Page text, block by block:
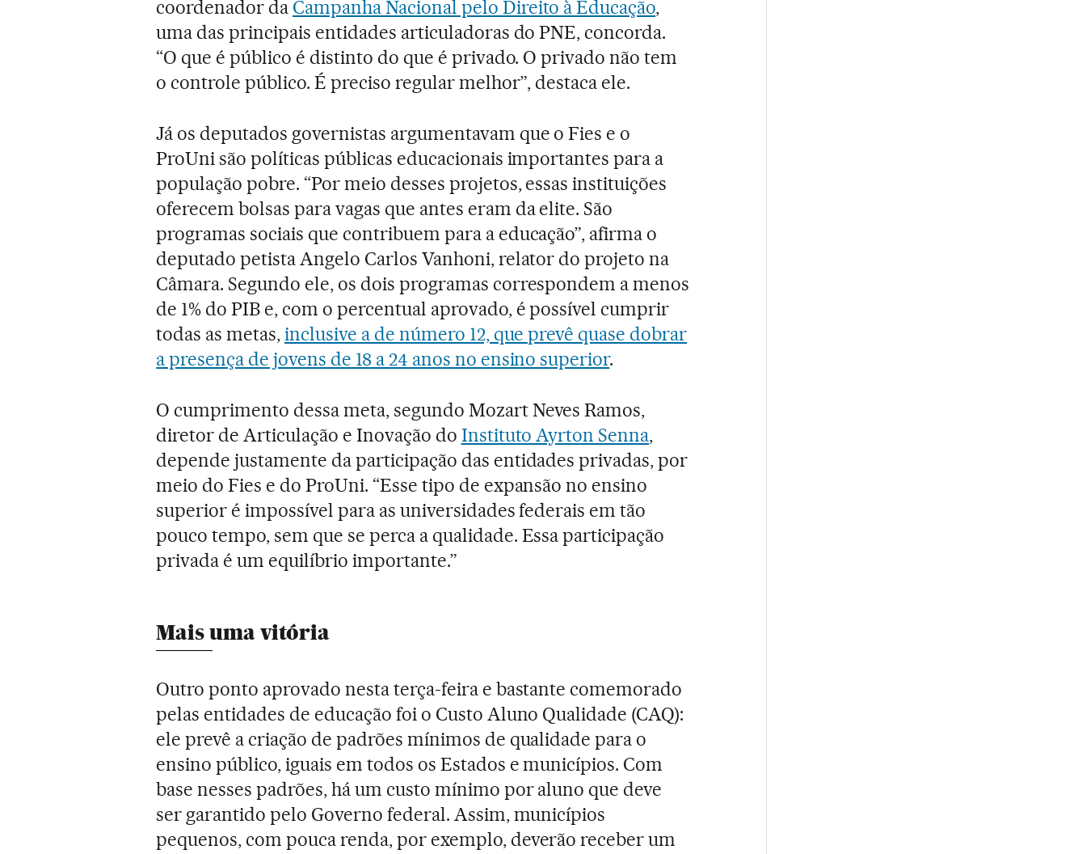
coordenador da Campanha Nacional pelo Direito à Educação,
uma das principais entidades articuladoras do PNE, concorda.
“O que é público é distinto do que é privado. O privado não tem
o controle público. É preciso regular melhor”, destaca ele.
Já os deputados governistas argumentavam que o Fies e o
ProUni são políticas públicas educacionais importantes para a
população pobre. “Por meio desses projetos, essas instituições
oferecem bolsas para vagas que antes eram da elite. São
programas sociais que contribuem para a educação”, afirma o
deputado petista Angelo Carlos Vanhoni, relator do projeto na
Câmara. Segundo ele, os dois programas correspondem a menos
de 1% do PIB e, com o percentual aprovado, é possível cumprir
todas as metas,inclusive a de número 12, que prevê quase dobrar
a presença de jovens de 18 a 24 anos no ensino superior.
O cumprimento dessa meta, segundo Mozart Neves Ramos,
diretor de Articulação e Inovação do Instituto Ayrton Senna,
depende justamente da participação das entidades privadas, por
meio do Fies e do ProUni. “Esse tipo de expansão no ensino
superior é impossível para as universidades federais em tão
pouco tempo, sem que se perca a qualidade. Essa participação
privada é um equilíbrio importante.”
Mais uma vitória
Outro ponto aprovado nesta terça-feira e bastante comemorado
pelas entidades de educação foi o Custo Aluno Qualidade (CAQ):
ele prevê a criação de padrões mínimos de qualidade para o
ensino público, iguais em todos os Estados e municípios. Com
base nesses padrões, há um custo mínimo por aluno que deve
ser garantido pelo Governo federal. Assim, municípios
pequenos, com pouca renda, por exemplo, deverão receber um